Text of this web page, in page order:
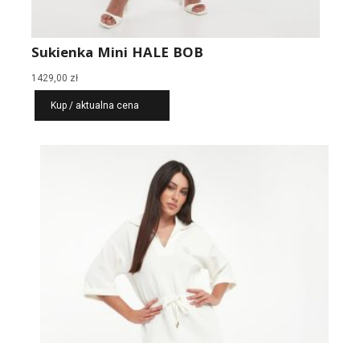
Sukienka Mini HALE BOB
1429,00 zł
Kup / aktualna cena